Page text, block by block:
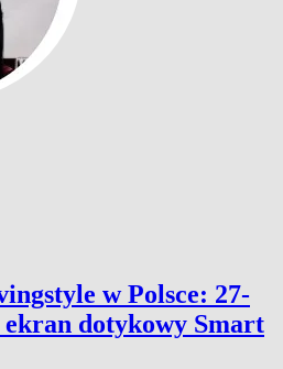
w Polsce: 27-
ekran dotykowy Smart